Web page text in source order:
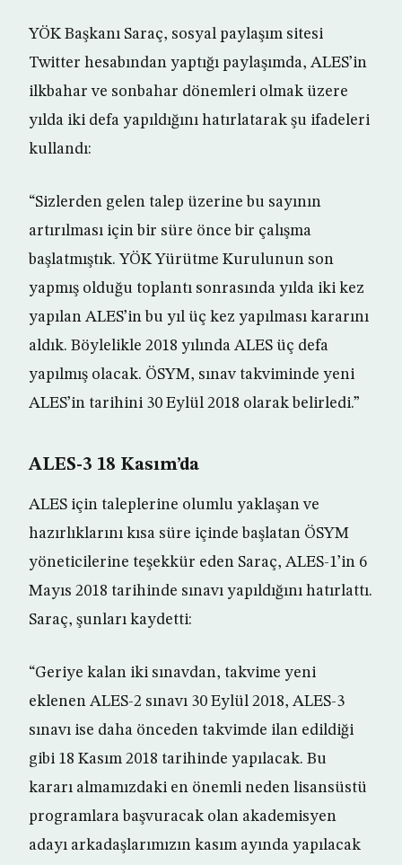
YÖK Başkanı Saraç, sosyal paylaşım sitesi
Twitter hesabından yaptığı paylaşımda, ALES’in
ilkbahar ve sonbahar dönemleri olmak üzere
yılda iki defa yapıldığını hatırlatarak şu ifadeleri
kullandı:
“Sizlerden gelen talep üzerine bu sayının
artırılması için bir süre önce bir çalışma
başlatmıştık. YÖK Yürütme Kurulunun son
yapmış olduğu toplantı sonrasında yılda iki kez
yapılan ALES’in bu yıl üç kez yapılması kararını
aldık. Böylelikle 2018 yılında ALES üç defa
yapılmış olacak. ÖSYM, sınav takviminde yeni
ALES’in tarihini 30 Eylül 2018 olarak belirledi.”
ALES-3 18 Kasım’da
ALES için taleplerine olumlu yaklaşan ve
hazırlıklarını kısa süre içinde başlatan ÖSYM
yöneticilerine teşekkür eden Saraç, ALES-1’in 6
Mayıs 2018 tarihinde sınavı yapıldığını hatırlattı.
Saraç, şunları kaydetti:
“Geriye kalan iki sınavdan, takvime yeni
eklenen ALES-2 sınavı 30 Eylül 2018, ALES-3
sınavı ise daha önceden takvimde ilan edildiği
gibi 18 Kasım 2018 tarihinde yapılacak. Bu
kararı almamızdaki en önemli neden lisansüstü
programlara başvuracak olan akademisyen
adayı arkadaşlarımızın kasım ayında yapılacak